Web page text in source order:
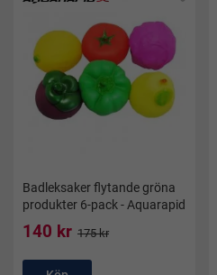
Badleksaker flytande gröna
produkter 6-pack - Aquarapid
140 kr 175 kr